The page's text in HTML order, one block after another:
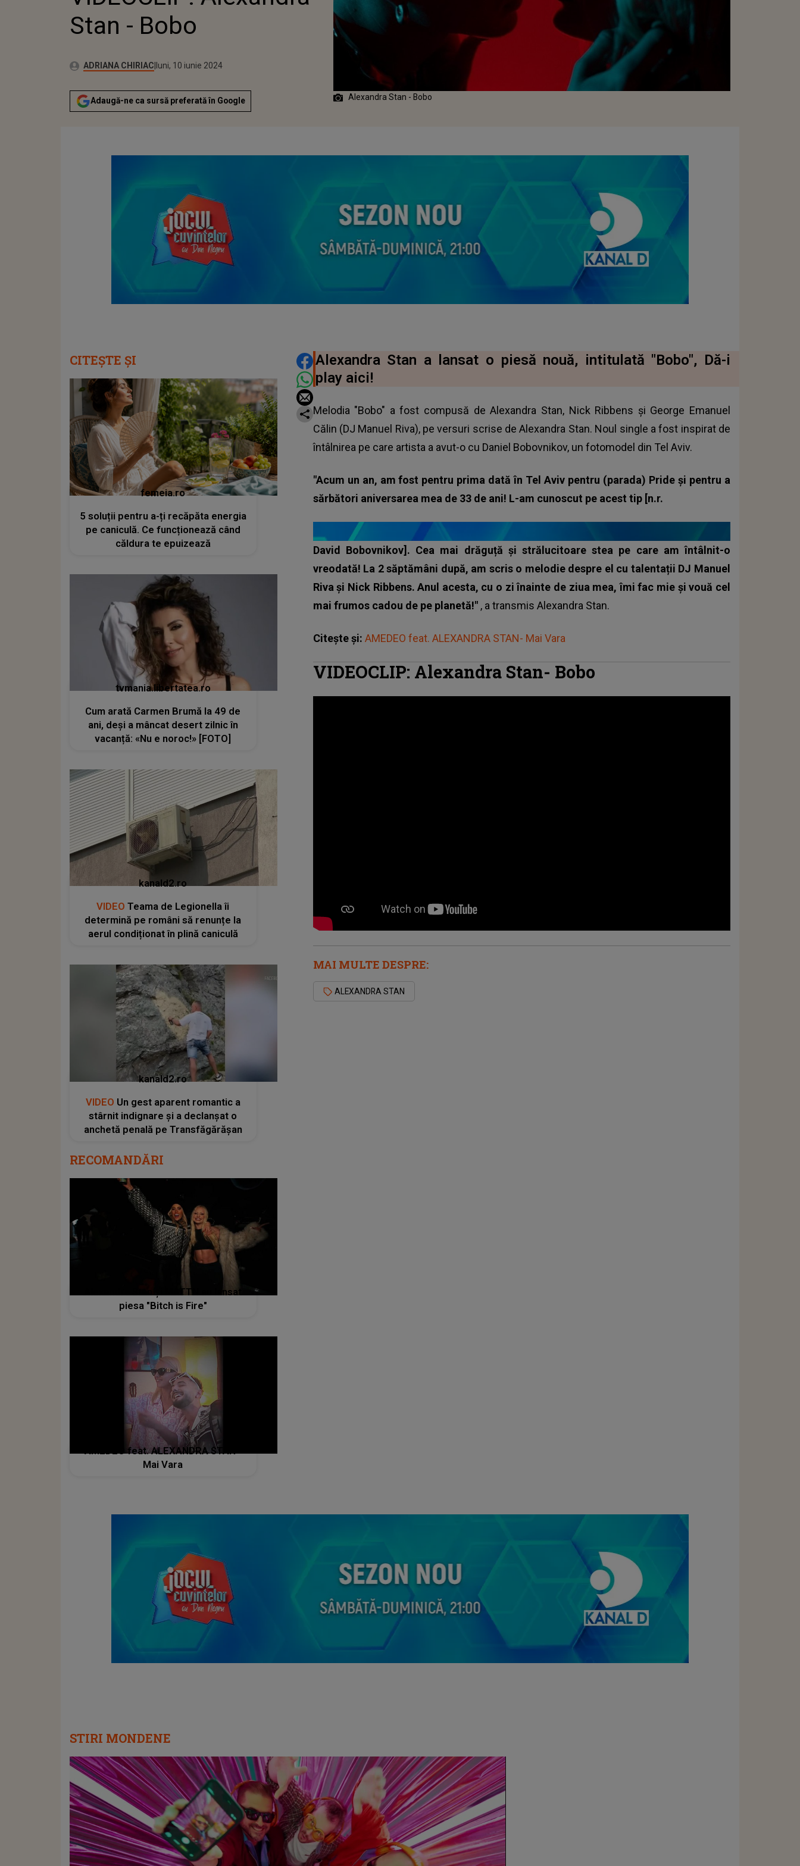
Stan - Bobo
Autor:ADRIANA CHIRIACPublicat:
sâmbătă, 10 iunie 2023
Actualizat:
luni, 10 iunie 2024
Adaugă-ne ca sursă preferată în Google Alexandra Stan - Bobo
DISTRIBUIE ARTICOLUL
Alexandra Stan a lansat o piesă nouă, intitulată "Bobo", Dă-i
play aici!
Melodia "Bobo" a fost compusă de Alexandra Stan, Nick Ribbens și George Emanuel
Călin (DJ Manuel Riva), pe versuri scrise de Alexandra Stan. Noul single a fost inspirat de
întâlnirea pe care artista a avut-o cu Daniel Bobovnikov, un fotomodel din Tel Aviv.
"Acum un an, am fost pentru prima dată în Tel Aviv pentru (parada) Pride și pentru a
sărbători aniversarea mea de 33 de ani! L-am cunoscut pe acest tip [n.r.
David Bobovnikov]. Cea mai drăguță și strălucitoare stea pe care am întâlnit-o
vreodată! La 2 săptămâni după, am scris o melodie despre el cu talentații DJ Manuel
Riva și Nick Ribbens. Anul acesta, cu o zi înainte de ziua mea, îmi fac mie și vouă cel
mai frumos cadou de pe planetă!" , a transmis Alexandra Stan.
Citește și: AMEDEO feat. ALEXANDRA STAN- Mai Vara
VIDEOCLIP: Alexandra Stan- Bobo
MAI MULTE DESPRE:
ALEXANDRA STAN
CITEȘTE ȘI
femeia.ro
5 soluții pentru a-ți recăpăta energia
pe caniculă. Ce funcționează când
căldura te epuizează
tvmania.libertatea.ro
Cum arată Carmen Brumă la 49 de
ani, deși a mâncat desert zilnic în
vacanță: «Nu e noroc!» [FOTO]
kanald2.ro
VIDEO Teama de Legionella îi
determină pe români să renunțe la
aerul condiționat în plină caniculă
kanald2.ro
VIDEO Un gest aparent romantic a
stârnit indignare și a declanșat o
anchetă penală pe Transfăgărășan
RECOMANDĂRI
Alexandra Stan și MATTN au lansat
piesa "Bitch is Fire"
AMEDEO feat. ALEXANDRA STAN -
Mai Vara
STIRI MONDENE